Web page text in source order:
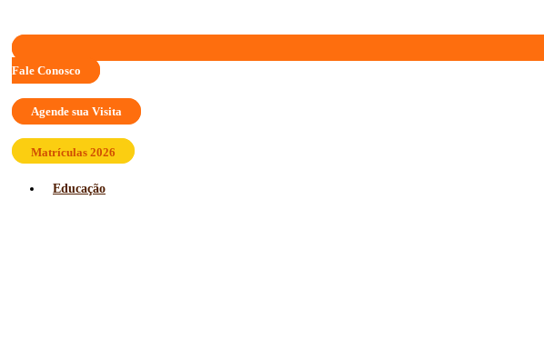
Fale Conosco
Agende sua Visita
Matrículas 2026
Educação